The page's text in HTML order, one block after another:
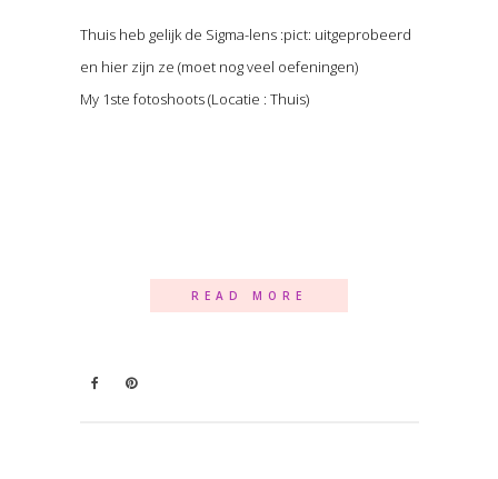
Thuis heb gelijk de Sigma-lens :pict: uitgeprobeerd
en hier zijn ze (moet nog veel oefeningen)
My 1ste fotoshoots (Locatie : Thuis)
READ MORE